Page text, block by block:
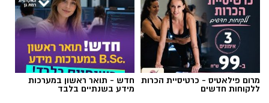
24 באוגוסט, יום שני, בשעות 9:00-12:00 הורים
וילדים
24 באוגוסט, יום שני, בשעות 16:30-19:30 הורים
וילדים
26 באוגוסט, יום רביעי, בשעות 9:00-12:00 מבוגרים
(גילאי 16+)
תגים:מטר המטאורים
כשהשמש שוקעת והשמיים מתכסים באלפי כוכבים,
מרום פילאטיס - כרטיסיית הכרות
ללקוחות חדשים
חדש - תואר ראשון במערכות
מידע בשנתיים בלבד